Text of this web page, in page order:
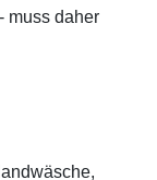
muss daher